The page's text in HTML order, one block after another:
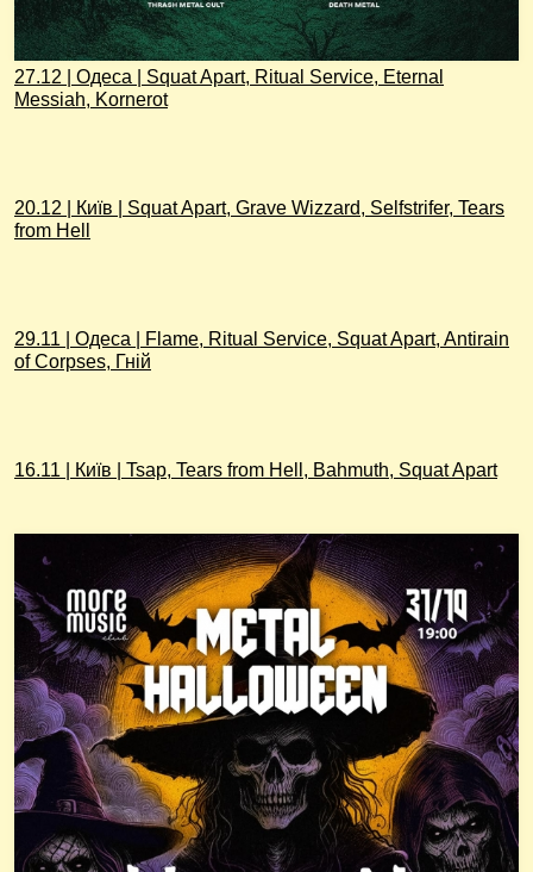
27.12 | Одеса | Squat Apart, Ritual Service, Eternal
Messiah, Kornerot
20.12 | Київ | Squat Apart, Grave Wizzard, Selfstrifer, Tears
from Hell
29.11 | Одеса | Flame, Ritual Service, Squat Apart, Antirain
of Corpses, Гній
16.11 | Київ | Tsap, Tears from Hell, Bahmuth, Squat Apart